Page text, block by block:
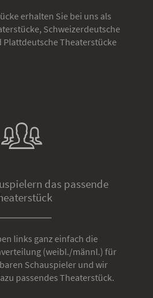
erhalten Sie bei uns als
Schweizerdeutsche
Theaterstücke
das passende
links ganz einfach die
(weibl./männl.) für
Schauspieler und wir
passendes Theaterstück.